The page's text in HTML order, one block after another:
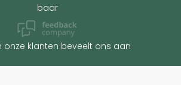
baar
onze klanten beveelt ons aan